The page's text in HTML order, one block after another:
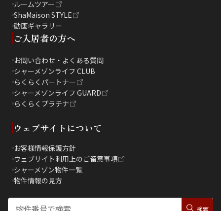
ルームツアー
ShaMaison STYLE
動画ギャラリー
ご入居者の方へ
お問い合わせ・よくある質問
シャーメゾンライフ CLUB
らくらくパートナー
シャーメゾンライフ GUARD
らくらくプラチナ
ウェブサイトについて
お客様情報保護方針
ウェブサイト利用上のご留意事項
シャーメゾン物件一覧
物件情報の見方